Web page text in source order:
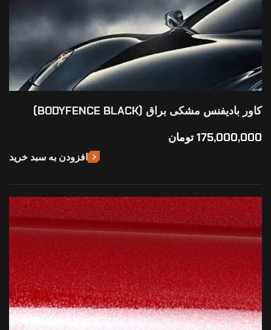
کاور بادیفنس مشکی براق (BODYFENCE BLACK)
175,000,000 تومان
افزودن به سبد خرید